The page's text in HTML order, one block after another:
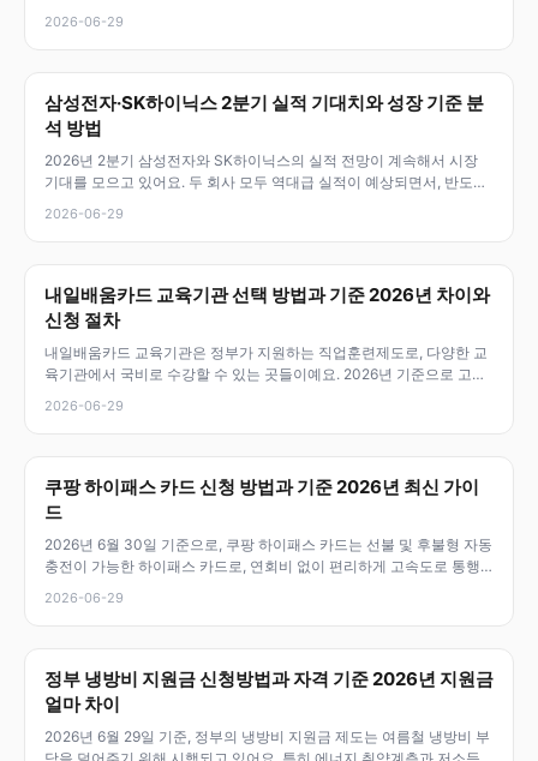
2026-06-29
삼성전자·SK하이닉스 2분기 실적 기대치와 성장 기준 분
석 방법
2026년 2분기 삼성전자와 SK하이닉스의 실적 전망이 계속해서 시장
기대를 모으고 있어요. 두 회사 모두 역대급 실적이 예상되면서, 반도체
2026-06-29
내일배움카드 교육기관 선택 방법과 기준 2026년 차이와
신청 절차
내일배움카드 교육기관은 정부가 지원하는 직업훈련제도로, 다양한 교
육기관에서 국비로 수강할 수 있는 곳들이예요. 2026년 기준으로 고용
2026-06-29
쿠팡 하이패스 카드 신청 방법과 기준 2026년 최신 가이
드
2026년 6월 30일 기준으로, 쿠팡 하이패스 카드는 선불 및 후불형 자동
충전이 가능한 하이패스 카드로, 연회비 없이 편리하게 고속도로 통행
2026-06-29
정부 냉방비 지원금 신청방법과 자격 기준 2026년 지원금
얼마 차이
2026년 6월 29일 기준, 정부의 냉방비 지원금 제도는 여름철 냉방비 부